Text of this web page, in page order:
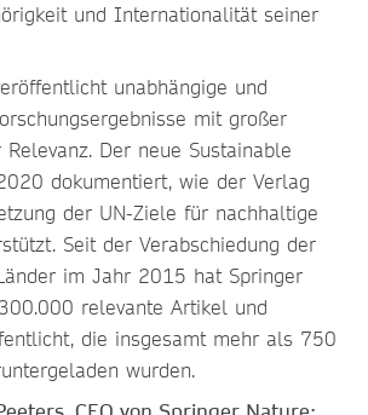
und Internationalität seiner
unabhängige und
mit großer
Der neue Sustainable
dokumentiert, wie der Verlag
der UN-Ziele für nachhaltige
Seit der Verabschiedung der
im Jahr 2015 hat Springer
relevante Artikel und
die insgesamt mehr als 750
wurden.